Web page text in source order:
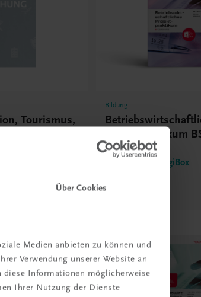
Über Cookies
Medien anbieten zu können und
Verwendung unserer Website an
diese Informationen möglicherweise
Ihrer Nutzung der Dienste
Tourismus,
Bildung
Projektpraktikum
Gastronomie
TRAUNER-DigiBox